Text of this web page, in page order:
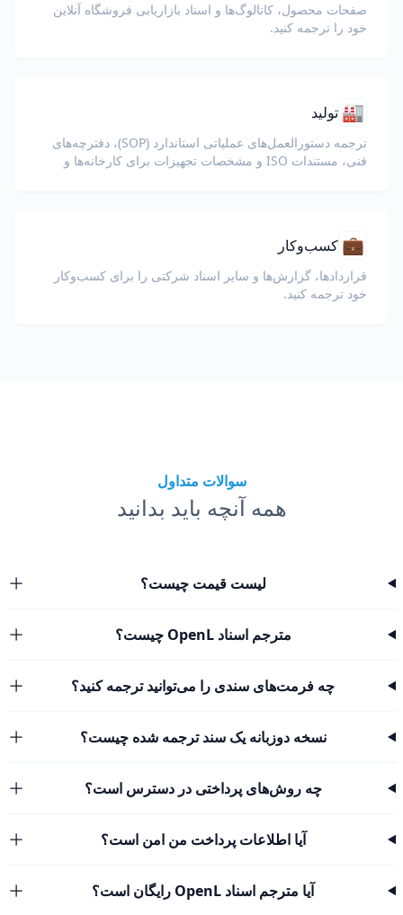
صفحات محصول، کاتالوگ‌ها و اسناد بازاریابی فروشگاه آنلاین
خود را ترجمه کنید.
🏭 تولید
ترجمه دستورالعمل‌های عملیاتی استاندارد (SOP)، دفترچه‌های
فنی، مستندات ISO و مشخصات تجهیزات برای کارخانه‌ها و
💼 کسب‌وکار
قراردادها، گزارش‌ها و سایر اسناد شرکتی را برای کسب‌وکار
خود ترجمه کنید.
سوالات متداول
همه آنچه باید بدانید
لیست قیمت چیست؟
مترجم اسناد OpenL چیست؟
چه فرمت‌های سندی را می‌توانید ترجمه کنید؟
نسخه دوزبانه یک سند ترجمه شده چیست؟
چه روش‌های پرداختی در دسترس است؟
آیا اطلاعات پرداخت من امن است؟
آیا مترجم اسناد OpenL رایگان است؟